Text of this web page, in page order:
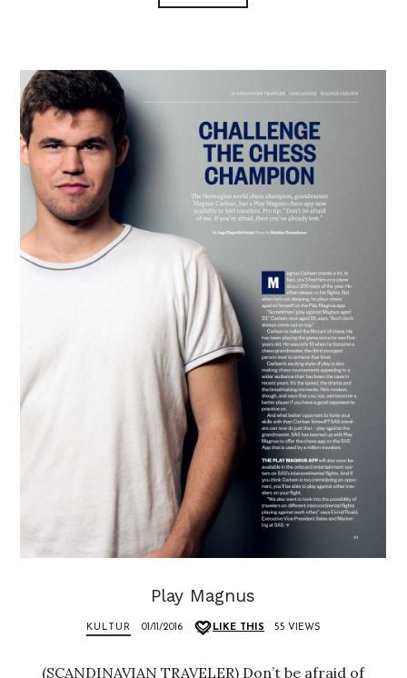
Play Magnus
KULTUR 01/11/2016 LIKE THIS 55 VIEWS
(SCANDINAVIAN TRAVELER) Don’t be afraid of